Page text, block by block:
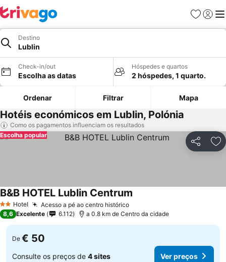
Favoritos
Iniciar
Destino
Lublin
Check-in/out
Escolha as datas
Hóspedes e quartos
2 hóspedes, 1 quarto.
Ordenar Filtrar Mapa
Hotéis económicos em Lublin, Polónia
Como os pagamentos influenciam os resultados
Partilhar
Escolha popular
2 Estrelas
Hotel Acesso a pé ao centro históricoVer preços
B&B HOTEL Lublin Centrum
8,6 Excelente 6.112 a 0.8 km de Centro da cidade
De € 50
Consulte os preços de 4 sites Ver preços